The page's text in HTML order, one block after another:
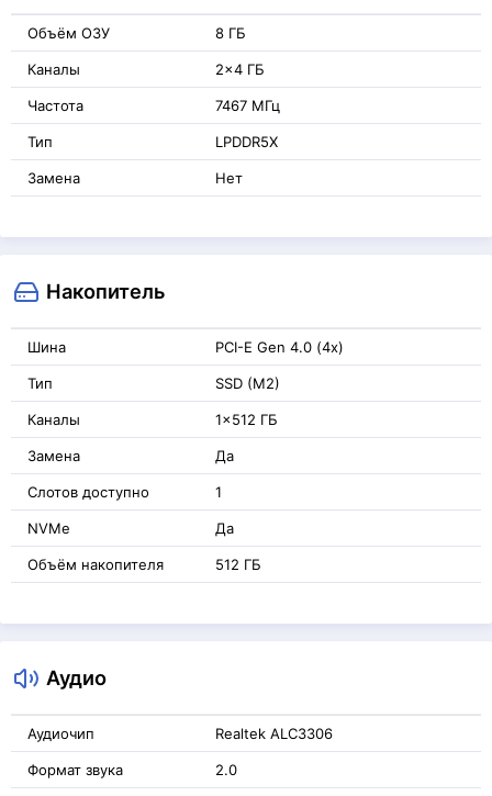
Объём ОЗУ 8 ГБ
Каналы 2x4 ГБ
Частота 7467 МГц
Тип LPDDR5X
Замена Нет
Накопитель
Шина PCI-E Gen 4.0 (4x)
Тип SSD (M2)
Каналы 1x512 ГБ
Замена Да
Слотов доступно 1
NVMe Да
Объём накопителя 512 ГБ
Аудио
Аудиочип Realtek ALC3306
Формат звука 2.0